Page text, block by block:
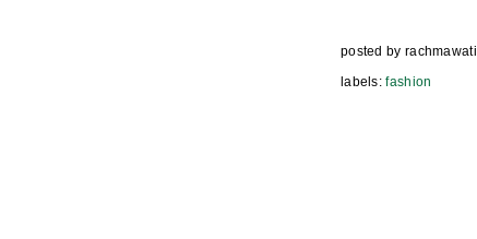
posted by rachmawati
labels:fashion